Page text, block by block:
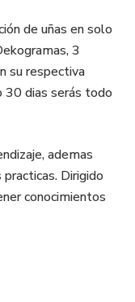
de uñas en solo
3
su respectiva
30 dias serás todo
ademas
Dirigido
conocimientos